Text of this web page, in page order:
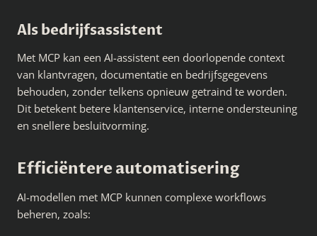
Als bedrijfsassistent
Met MCP kan een AI-assistent een doorlopende context
van klantvragen, documentatie en bedrijfsgegevens
behouden, zonder telkens opnieuw getraind te worden.
Dit betekent betere klantenservice, interne ondersteuning
en snellere besluitvorming.
Efficiëntere automatisering
AI-modellen met MCP kunnen complexe workflows
beheren, zoals: